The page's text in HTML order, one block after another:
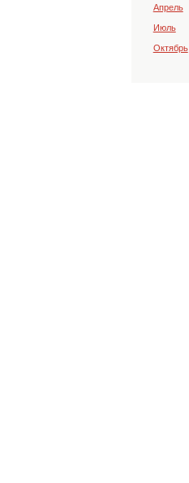
Апрель
Июль
Октябрь